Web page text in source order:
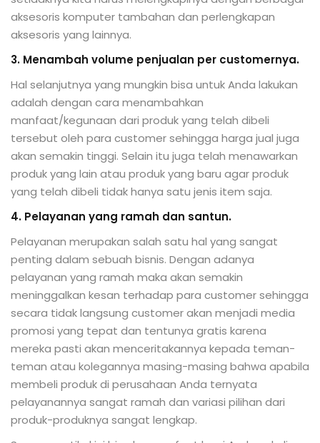
aksesoris komputer tambahan dan perlengkapan
aksesoris yang lainnya.
3. Menambah volume penjualan per customernya.
Hal selanjutnya yang mungkin bisa untuk Anda lakukan
adalah dengan cara menambahkan
manfaat/kegunaan dari produk yang telah dibeli
tersebut oleh para customer sehingga harga jual juga
akan semakin tinggi. Selain itu juga telah menawarkan
produk yang lain atau produk yang baru agar produk
yang telah dibeli tidak hanya satu jenis item saja.
4. Pelayanan yang ramah dan santun.
Pelayanan merupakan salah satu hal yang sangat
penting dalam sebuah bisnis. Dengan adanya
pelayanan yang ramah maka akan semakin
meninggalkan kesan terhadap para customer sehingga
secara tidak langsung customer akan menjadi media
promosi yang tepat dan tentunya gratis karena
mereka pasti akan menceritakannya kepada teman-
teman atau kolegannya masing-masing bahwa apabila
membeli produk di perusahaan Anda ternyata
pelayanannya sangat ramah dan variasi pilihan dari
produk-produknya sangat lengkap.